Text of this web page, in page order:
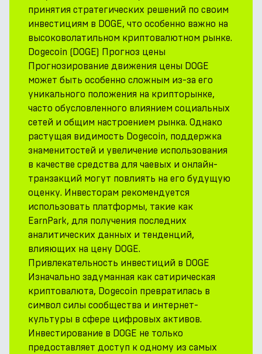
принятия стратегических решений по своим
инвестициям в DOGE, что особенно важно на
высоковолатильном криптовалютном рынке.
Dogecoin (DOGE) Прогноз цены
Прогнозирование движения цены DOGE
может быть особенно сложным из-за его
уникального положения на крипторынке,
часто обусловленного влиянием социальных
сетей и общим настроением рынка. Однако
растущая видимость Dogecoin, поддержка
знаменитостей и увеличение использования
в качестве средства для чаевых и онлайн-
транзакций могут повлиять на его будущую
оценку. Инвесторам рекомендуется
использовать платформы, такие как
EarnPark, для получения последних
аналитических данных и тенденций,
влияющих на цену DOGE.
Привлекательность инвестиций в DOGE
Изначально задуманная как сатирическая
криптовалюта, Dogecoin превратилась в
символ силы сообщества и интернет-
культуры в сфере цифровых активов.
Инвестирование в DOGE не только
предоставляет доступ к одному из самых